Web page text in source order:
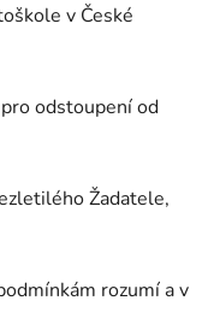
v České
odstoupení od
Žadatele,
rozumí a v